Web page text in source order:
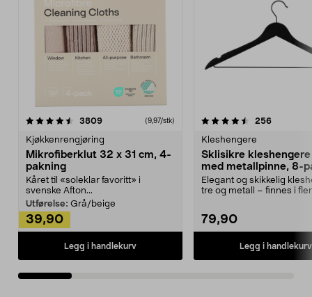
3809anmeldelser(9,97/stk)
Kjøkkenrengjøring
Mikrofiberklut 32 x 31 cm, 4-
pakning
Kåret til «soleklar favoritt» i
svenske Afton...
Utførelse: Grå/beige
39,90
Legg i handlekurv
4.5av 5 stjerner 256
Kleshengere
Sklisikre
med metallpinne, 8-
Elegant og skikkelig
tre og metall – finnes i
79,90
Legg i handlekurv
4.5av 5 stjerner